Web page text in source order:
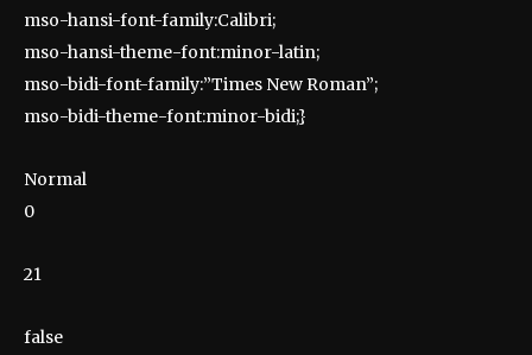
mso-hansi-font-family:Calibri;
mso-hansi-theme-font:minor-latin;
mso-bidi-font-family:”Times New Roman”;
mso-bidi-theme-font:minor-bidi;}
Normal
0
21
false